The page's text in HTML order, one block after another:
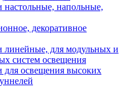
настольные, напольные,
декоративное
линейные, для модульных и
систем освещения
для освещения высоких